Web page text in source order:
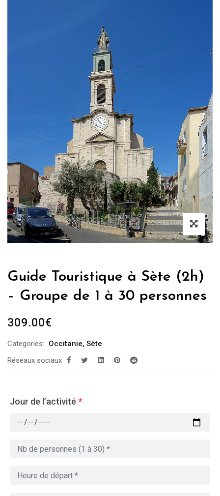
Guide Touristique à Sète (2h)
– Groupe de 1 à 30 personnes
309.00€
Categories: Occitanie, Sète
Réseaux sociaux
Jour de l’activité *